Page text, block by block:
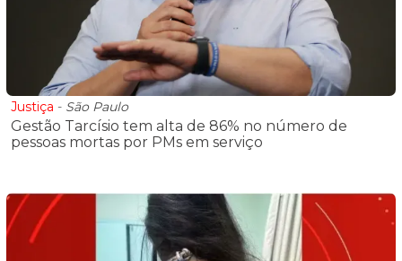
Justiça - São Paulo
Gestão Tarcísio tem alta de 86% no número de
pessoas mortas por PMs em serviço